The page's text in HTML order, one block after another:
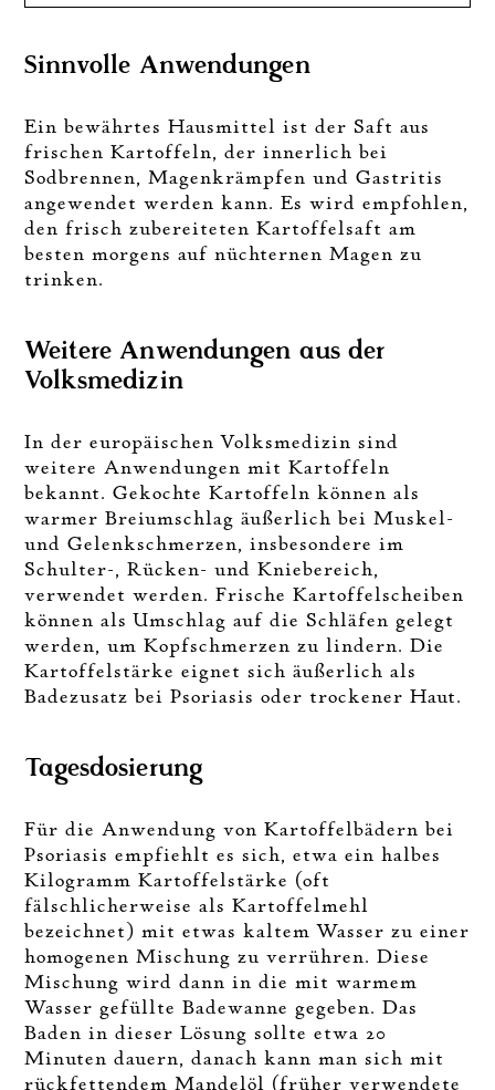
Sinnvolle Anwendungen
Ein bewährtes Hausmittel ist der Saft aus
frischen Kartoffeln, der innerlich bei
Sodbrennen, Magenkrämpfen und Gastritis
angewendet werden kann. Es wird empfohlen,
den frisch zubereiteten Kartoffelsaft am
besten morgens auf nüchternen Magen zu
trinken.
Weitere Anwendungen aus der
Volksmedizin
In der europäischen Volksmedizin sind
weitere Anwendungen mit Kartoffeln
bekannt. Gekochte Kartoffeln können als
warmer Breiumschlag äußerlich bei Muskel-
und Gelenkschmerzen, insbesondere im
Schulter-, Rücken- und Kniebereich,
verwendet werden. Frische Kartoffelscheiben
können als Umschlag auf die Schläfen gelegt
werden, um Kopfschmerzen zu lindern. Die
Kartoffelstärke eignet sich äußerlich als
Badezusatz bei Psoriasis oder trockener Haut.
Tagesdosierung
Für die Anwendung von Kartoffelbädern bei
Psoriasis empfiehlt es sich, etwa ein halbes
Kilogramm Kartoffelstärke (oft
fälschlicherweise als Kartoffelmehl
bezeichnet) mit etwas kaltem Wasser zu einer
homogenen Mischung zu verrühren. Diese
Mischung wird dann in die mit warmem
Wasser gefüllte Badewanne gegeben. Das
Baden in dieser Lösung sollte etwa 20
Minuten dauern, danach kann man sich mit
rückfettendem Mandelöl (früher verwendete